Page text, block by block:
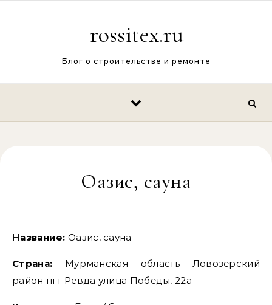
rossitex.ru
Блог о строительстве и ремонте
Оазис, сауна
Название: Оазис, сауна
Страна: Мурманская область Ловозерский
район пгт Ревда улица Победы, 22а